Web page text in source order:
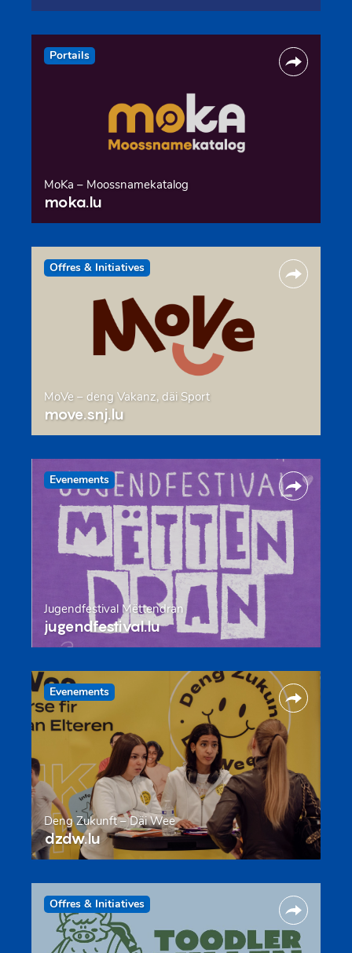
Portails
MoKa – Moossnamekatalog
moka.lu
Offres & Initiatives
MoVe – deng Vakanz, däi Sport
move.snj.lu
Evenements
Jugendfestival Mëttendran
jugendfestival.lu
Evenements
Deng Zukunft – Däi Wee
dzdw.lu
Offres & Initiatives